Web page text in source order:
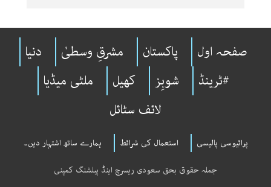
صفحہ اول پاکستان مشرقِ وسطیٰ
دنیا
#ٹرینڈ
شوبِز کھیل
ملٹی میڈیا
لائف سٹائل
پرائیوسی پالیسی استعمال کی شرائط ہمارے ساتھ اشتہار دیں۔
جملہ حقوق بحق سعودی ریسرچ اینڈ پبلشنگ کمپنی